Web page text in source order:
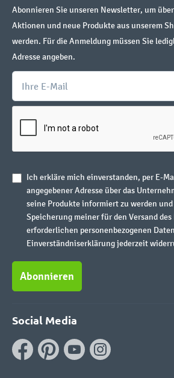
Abonnieren Sie unseren Newsletter, um
Aktionen und neue Produkte aus unserem
werden. Für die Anmeldung müssen Sie
Adresse angeben.
Ich erkläre mich einverstanden, per E-
angegebener Adresse über das
seine Produkte informiert zu werden
Speicherung meiner für den Versand
erforderlichen personenbezogenen
Einverständniserklärung jederzeit
Abonnieren
Social Media